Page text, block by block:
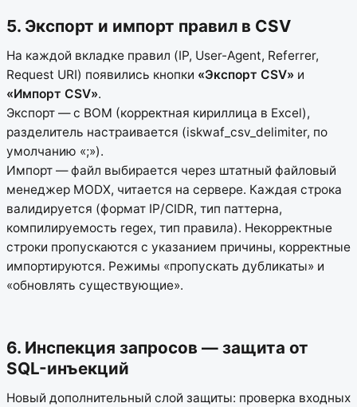
5. Экспорт и импорт правил в CSV
На каждой вкладке правил (IP, User-Agent, Referrer,
Request URI) появились кнопки «Экспорт CSV» и
«Импорт CSV».
Экспорт — с BOM (корректная кириллица в Excel),
разделитель настраивается (iskwaf_csv_delimiter, по
умолчанию «;»).
Импорт — файл выбирается через штатный файловый
менеджер MODX, читается на сервере. Каждая строка
валидируется (формат IP/CIDR, тип паттерна,
компилируемость regex, тип правила). Некорректные
строки пропускаются с указанием причины, корректные
импортируются. Режимы «пропускать дубликаты» и
«обновлять существующие».
6. Инспекция запросов — защита от
SQL-инъекций
Новый дополнительный слой защиты: проверка входных